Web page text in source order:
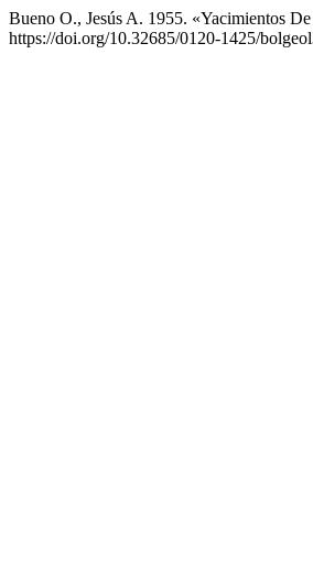
Bueno O., Jesús A. 1955. «Yacimientos
https://doi.org/10.32685/0120-1425/